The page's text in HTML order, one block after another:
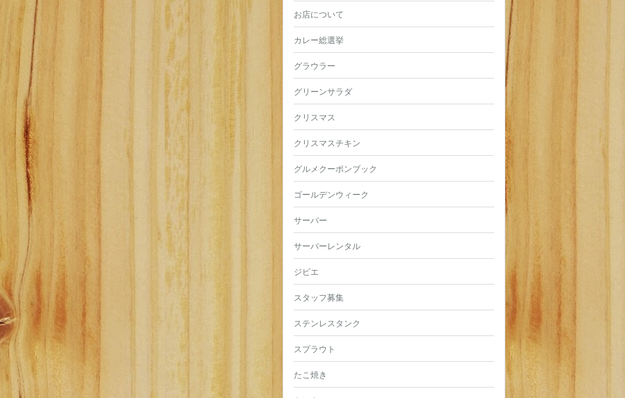
お店について
カレー総選挙
グラウラー
グリーンサラダ
クリスマス
クリスマスチキン
グルメクーポンブック
ゴールデンウィーク
サーバー
サーバーレンタル
ジビエ
スタッフ募集
ステンレスタンク
スプラウト
たこ焼き